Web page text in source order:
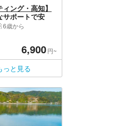
ィング・高知】
サポートで安
で解放感も抜
6歳から
6,900円~
っと見る